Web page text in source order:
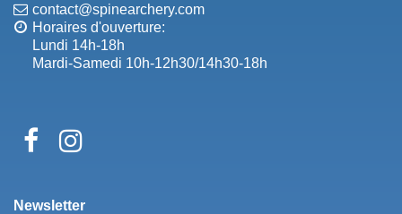
contact@spinearchery.com
Horaires d'ouverture:
Lundi 14h-18h
Mardi-Samedi 10h-12h30/14h30-18h
Newsletter